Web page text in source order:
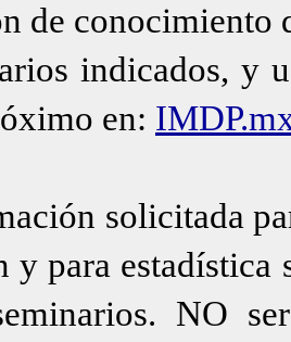
de conocimiento
indicados, y
en:
solicitada
y para
NO